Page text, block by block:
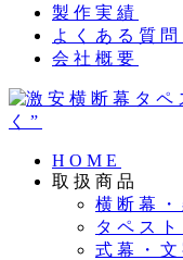
製作実績
よくある質
会社概要
HOME
取扱商品
横断幕・
タペスト
式幕・文